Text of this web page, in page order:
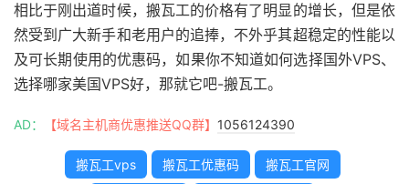
相比于刚出道时候，搬瓦工的价格有了明显的增长，但是依
然受到广大新手和老用户的追捧，不外乎其超稳定的性能以
及可长期使用的优惠码，如果你不知道如何选择国外VPS、
选择哪家美国VPS好，那就它吧-搬瓦工。
AD： 【域名主机商优惠推送QQ群】 1056124390
搬瓦工vps 搬瓦工优惠码 搬瓦工官网